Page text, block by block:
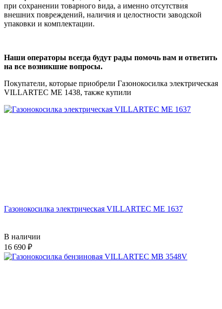
при сохранении товарного вида, а именно отсутствия
внешних повреждений, наличия и целостности заводской
упаковки и комплектации.
Наши операторы всегда будут рады помочь вам и ответить
на все возникшие вопросы.
Покупатели, которые приобрели Газонокосилка электрическая
VILLARTEC ME 1438, также купили
Газонокосилка электрическая VILLARTEC ME 1637
В наличии
16 690